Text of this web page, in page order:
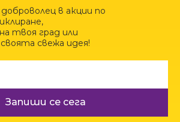
в акции по
твоя град или
свежа идея!
Запиши се сега